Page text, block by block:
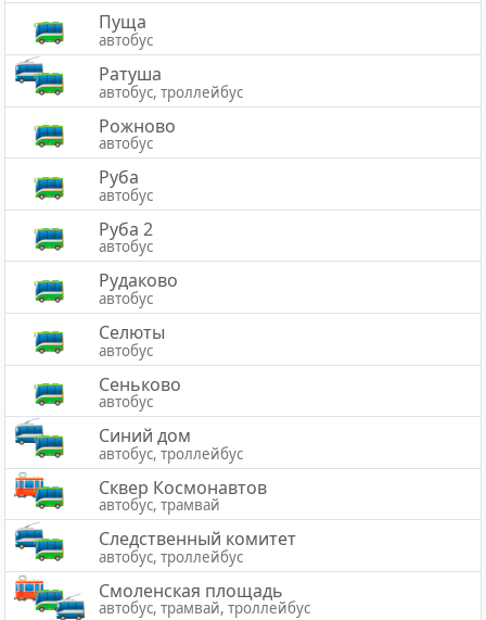
Пуща
автобус
Ратуша
автобус, троллейбус
Рожново
автобус
Руба
автобус
Руба 2
автобус
Рудаково
автобус
Селюты
автобус
Сеньково
автобус
Синий дом
автобус, троллейбус
Сквер Космонавтов
автобус, трамвай
Следственный комитет
автобус, троллейбус
Смоленская площадь
автобус, трамвай, троллейбус